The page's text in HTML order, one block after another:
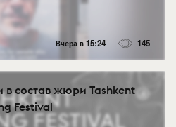
Вчера в 15:24 145
состав жюри Tashkent
Festival